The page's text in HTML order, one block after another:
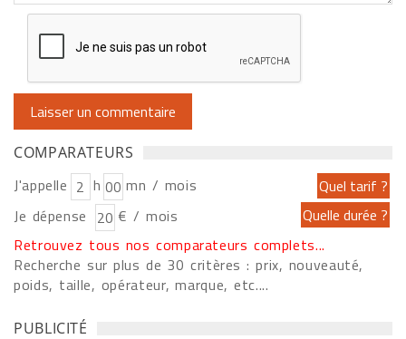
COMPARATEURS
J'appelle h
mn / mois
Je dépense
€ / mois
Retrouvez tous nos comparateurs complets...
Recherche sur plus de 30 critères : prix, nouveauté,
poids, taille, opérateur, marque, etc....
PUBLICITÉ